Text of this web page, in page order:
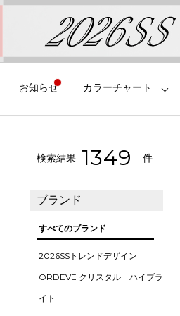
お知らせ カラーチャート
検索結果 1370 件
ブランド
すべてのブランド
2026SSトレンドデザイン
ORDEVE クリスタル ハイブラ
イト